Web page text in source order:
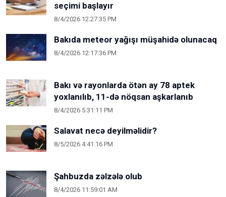
seçimi başlayır
8/4/2026 12:27:35 PM
Bakıda meteor yağışı müşahidə olunacaq
8/4/2026 12:17:36 PM
Bakı və rayonlarda ötən ay 78 aptek
yoxlanılıb, 11-də nöqsan aşkarlanıb
8/4/2026 5:31:11 PM
Salavat necə deyilməlidir?
8/5/2026 4:41:16 PM
Şahbuzda zəlzələ olub
8/4/2026 11:59:01 AM